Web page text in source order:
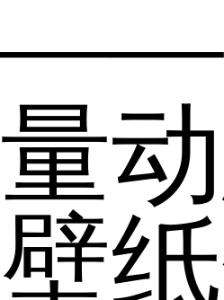
量
壁